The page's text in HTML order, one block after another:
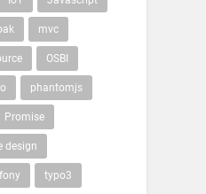
mvc
OSBI
phantomjs
Promise
design
typo3